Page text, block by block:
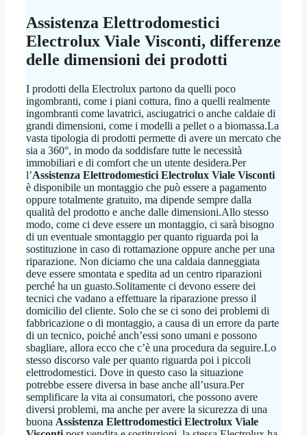
Assistenza Elettrodomestici
Electrolux Viale Visconti, differenze
delle dimensioni dei prodotti
I prodotti della Electrolux partono da quelli poco
ingombranti, come i piani cottura, fino a quelli realmente
ingombranti come lavatrici, asciugatrici o anche caldaie di
grandi dimensioni, come i modelli a pellet o a biomassa.La
vasta tipologia di prodotti permette di avere un mercato che
sia a 360°, in modo da soddisfare tutte le necessità
immobiliari e di comfort che un utente desidera.Per
l’Assistenza Elettrodomestici Electrolux Viale Visconti
è disponibile un montaggio che può essere a pagamento
oppure totalmente gratuito, ma dipende sempre dalla
qualità del prodotto e anche dalle dimensioni.Allo stesso
modo, come ci deve essere un montaggio, ci sarà bisogno
di un eventuale smontaggio per quanto riguarda poi la
sostituzione in caso di rottamazione oppure anche per una
riparazione. Non diciamo che una caldaia danneggiata
deve essere smontata e spedita ad un centro riparazioni
perché ha un guasto.Solitamente ci devono essere dei
tecnici che vadano a effettuare la riparazione presso il
domicilio del cliente. Solo che se ci sono dei problemi di
fabbricazione o di montaggio, a causa di un errore da parte
di un tecnico, poiché anch’essi sono umani e possono
sbagliare, allora ecco che c’è una procedura da seguire.Lo
stesso discorso vale per quanto riguarda poi i piccoli
elettrodomestici. Dove in questo caso la situazione
potrebbe essere diversa in base anche all’usura.Per
semplificare la vita ai consumatori, che possono avere
diversi problemi, ma anche per avere la sicurezza di una
buona Assistenza Elettrodomestici Electrolux Viale